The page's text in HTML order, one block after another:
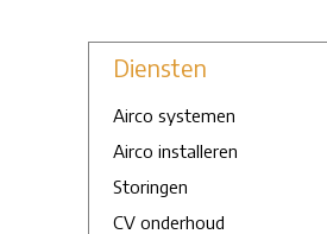
Diensten
Airco systemen
Airco installeren
Storingen
CV onderhoud